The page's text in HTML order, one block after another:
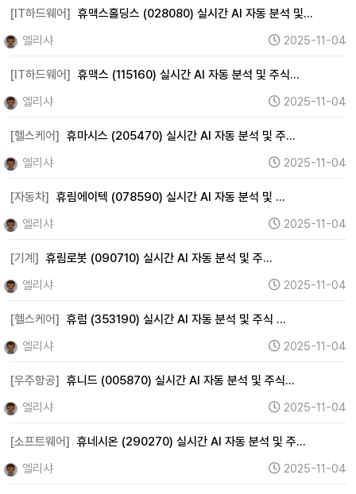
[IT하드웨어] 휴맥스홀딩스 (028080) 실시간 AI 자동 분석 및…
엘리샤
2025-11-04
[IT하드웨어] 휴맥스 (115160) 실시간 AI 자동 분석 및 주식…
엘리샤
2025-11-04
[헬스케어] 휴마시스 (205470) 실시간 AI 자동 분석 및 주…
엘리샤
2025-11-04
[자동차] 휴림에이텍 (078590) 실시간 AI 자동 분석 및 …
엘리샤
2025-11-04
[기계] 휴림로봇 (090710) 실시간 AI 자동 분석 및 주…
엘리샤
2025-11-04
[헬스케어] 휴럼 (353190) 실시간 AI 자동 분석 및 주식 …
엘리샤
2025-11-04
[우주항공] 휴니드 (005870) 실시간 AI 자동 분석 및 주식…
엘리샤
2025-11-04
[소프트웨어] 휴네시온 (290270) 실시간 AI 자동 분석 및 주…
엘리샤
2025-11-04